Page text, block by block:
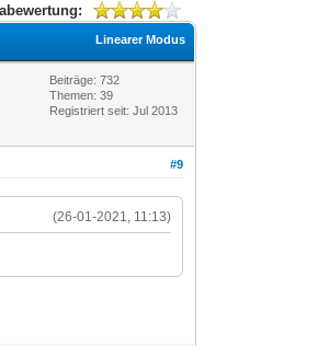
Linearer Modus
Beiträge: 732
Themen: 39
Registriert seit: Jul 2013
#9
(26-01-2021, 11:13)